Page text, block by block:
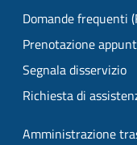
Domande frequenti
Prenotazione
Segnala disservizio
Richiesta di
Amministrazione